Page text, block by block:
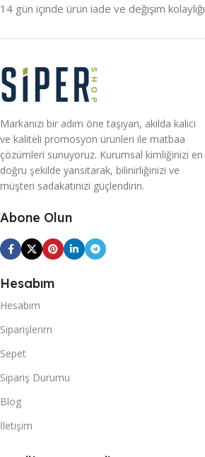
14 gün içinde ürün iade ve değişim kolaylığı
Markanızı bir adım öne taşıyan, akılda kalıcı
ve kaliteli promosyon ürünleri ile matbaa
çözümleri sunuyoruz. Kurumsal kimliğinizi en
doğru şekilde yansıtarak, bilinirliğinizi ve
müşteri sadakatinizi güçlendirin.
Abone Olun
Hesabım
Hesabım
Siparişlerim
Sepet
Sipariş Durumu
Blog
İletişim